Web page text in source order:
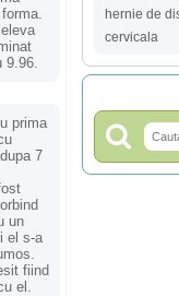
9.96.
prima
7
un
el s-a
fiind
el.
hernie de
cervicala